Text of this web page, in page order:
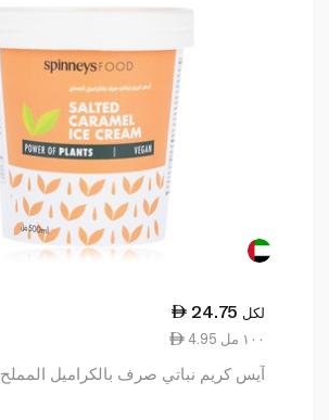
24.75 لكل
4.95 ١٠٠ مل
آيس كريم نباتي صرف بالكراميل المملح 500مل